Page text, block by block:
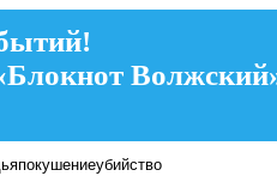
покушениеубийство